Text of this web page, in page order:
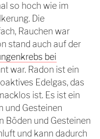
so hoch wie im
Die
Rauchen war
stand auch auf der
bei
war. Radon ist ein
Edelgas, das
ist. Es ist ein
und Gesteinen
Böden und Gesteinen
und kann dadurch